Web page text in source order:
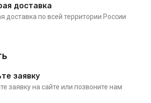
доставка
доставка по всей территории России
заявку
заявку на сайте или позвоните нам